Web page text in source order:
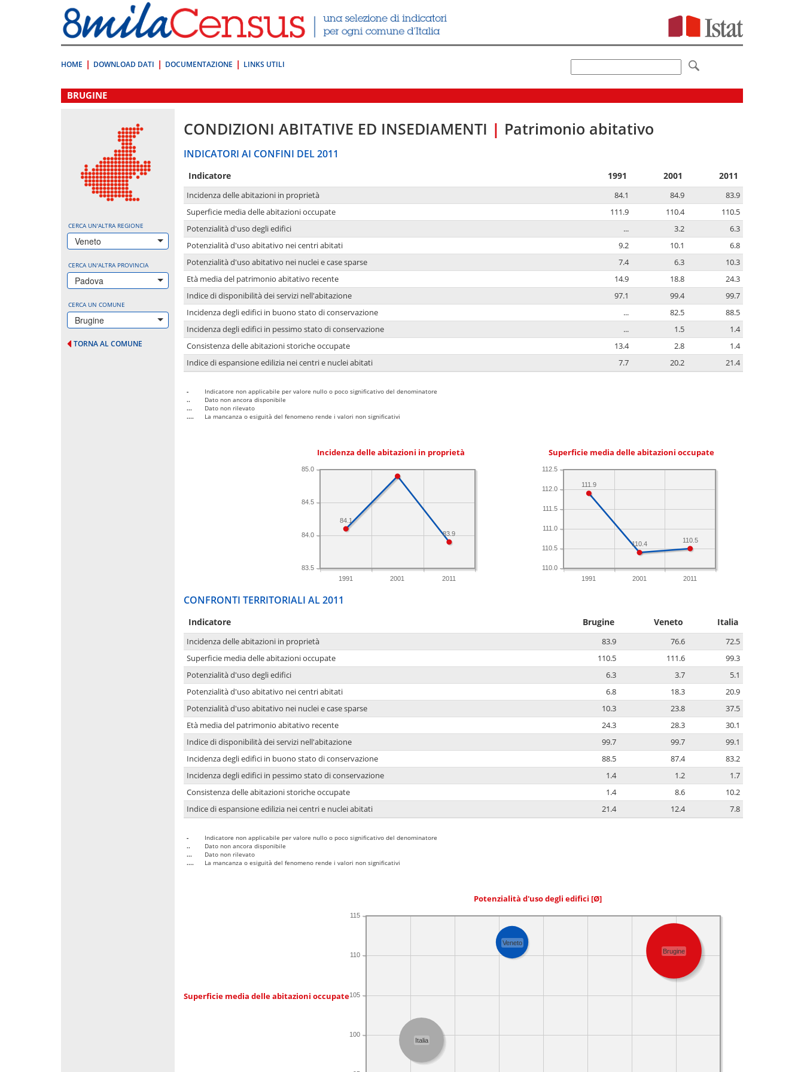
direttamente
a:
Contenuto
HOME DOWNLOAD DATI DOCUMENTAZIONE LINKS UTILI
.
BRUGINE
CERCA UN'ALTRA REGIONE
Veneto
CERCA UN'ALTRA PROVINCIA
Padova
CERCA UN COMUNE
Brugine
TORNA AL COMUNE
CONDIZIONI ABITATIVE ED INSEDIAMENTI | Patrimonio abitativo
INDICATORI AI CONFINI DEL 2011
Indicatore 1991 2001 2011
Incidenza delle abitazioni in proprietà 84.1 84.9
83.9
Superficie media delle abitazioni occupate
111.9 110.4
110.5
Potenzialità d'uso degli edifici
... 3.2
6.3
Potenzialità d'uso abitativo nei centri abitati
9.2 10.1
6.8
Potenzialità d'uso abitativo nei nuclei e case sparse
7.4 6.3
10.3
Età media del patrimonio abitativo recente
14.9 18.8
24.3
Indice di disponibilità dei servizi nell'abitazione
97.1 99.4
99.7
Incidenza degli edifici in buono stato di conservazione
... 82.5
88.5
Incidenza degli edifici in pessimo stato di conservazione
... 1.5
1.4
Consistenza delle abitazioni storiche occupate
13.4 2.8
1.4
Indice di espansione edilizia nei centri e nuclei abitati
7.7 20.2 21.4
-
Indicatore non applicabile per valore nullo o poco significativo del denominatore
..
Dato non ancora disponibile
...
Dato non rilevato
....
La mancanza o esiguità del fenomeno rende i valori non significativi
Incidenza delle abitazioni in proprietà
1991 2001 2011
83.5
84.0
84.5
85.0
83.9
84.1
Superficie media delle abitazioni occupate
1991 2001 2011
110.0
110.5
111.0
111.5
112.0
112.5
110.5
110.4
111.9
CONFRONTI TERRITORIALI AL 2011
Indicatore Brugine Veneto Italia
Incidenza delle abitazioni in proprietà 83.9 76.6
72.5
Superficie media delle abitazioni occupate
110.5 111.6
99.3
Potenzialità d'uso degli edifici
6.3 3.7
5.1
Potenzialità d'uso abitativo nei centri abitati
6.8 18.3
20.9
Potenzialità d'uso abitativo nei nuclei e case sparse
10.3 23.8
37.5
Età media del patrimonio abitativo recente
24.3 28.3
30.1
Indice di disponibilità dei servizi nell'abitazione
99.7 99.7
99.1
Incidenza degli edifici in buono stato di conservazione
88.5 87.4
83.2
Incidenza degli edifici in pessimo stato di conservazione
1.4 1.2
1.7
Consistenza delle abitazioni storiche occupate
1.4 8.6
10.2
Indice di espansione edilizia nei centri e nuclei abitati
21.4 12.4 7.8
-
Indicatore non applicabile per valore nullo o poco significativo del denominatore
..
Dato non ancora disponibile
...
Dato non rilevato
....
La mancanza o esiguità del fenomeno rende i valori non significativi
Potenzialità d'uso degli edifici [Ø]
Superficie media delle abitazioni occupate
100
105
110
115
Brugine
Italia
Veneto